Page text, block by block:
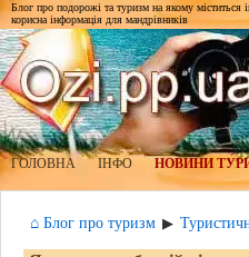
Блог про подорожі та туризм на якому міститься
корисна інформація для мандрівників
ГОЛОВНА ІНФО НОВИНИ
⌂ Блог про туризм ▶